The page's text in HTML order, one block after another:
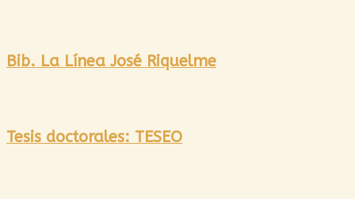
Bib. La Línea José Riquelme
Tesis doctorales: TESEO